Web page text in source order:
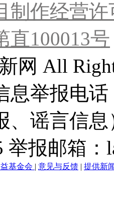
制作经营
直100013号
网 All
息举报电
、谣言信
举报邮箱
基金会 | 意见与反馈 | 提供新